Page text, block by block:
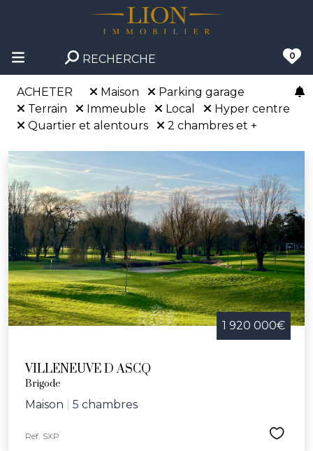
RECHERCHE 0
ACHETER Maison
Parking garage
Terrain
Immeuble Local
Hyper centre
Quartier et alentours
2 chambres et +
1 920 000€
VILLENEUVE D ASCQ
Brigode
Maison 5 chambres
Réf. SXP